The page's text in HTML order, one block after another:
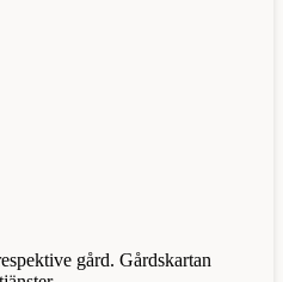
gård. Gårdskartan